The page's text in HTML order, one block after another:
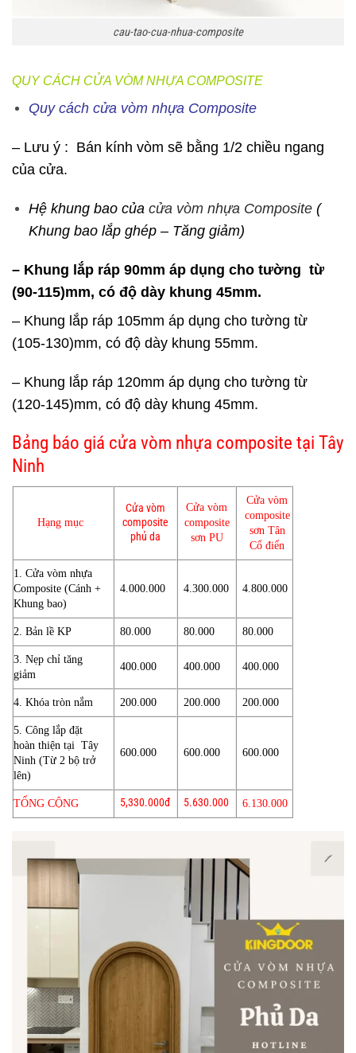
cau-tao-cua-nhua-composite
QUY CÁCH CỬA VÒM NHỰA COMPOSITE
Quy cách cửa vòm nhựa Composite
– Lưu ý : Bán kính vòm sẽ bằng 1/2 chiều ngang
của cửa.
Hệ khung bao của cửa vòm nhựa Composite(
Khung bao lắp ghép – Tăng giảm)
– Khung lắp ráp 90mm áp dụng cho tường từ
(90-115)mm, có độ dày khung 45mm.
– Khung lắp ráp 105mm áp dụng cho tường từ
(105-130)mm, có độ dày khung 55mm.
– Khung lắp ráp 120mm áp dụng cho tường từ
(120-145)mm, có độ dày khung 45mm.
Bảng báo giá cửa vòm nhựa composite tại Tây
Ninh
Hạng mục
Cửa vòm
composite
phủ da
Cửa vòm
composite
sơn PU
Cửa vòm
composite
sơn Tân
Cổ điển
1. Cửa vòm nhựa
Composite (Cánh +
Khung bao)
4.000.000 4.300.000 4.800.000
2. Bản lề KP 80.000 80.000 80.000
3. Nẹp chỉ tăng
giảm
400.000 400.000 400.000
4. Khóa tròn nắm 200.000 200.000 200.000
5. Công lắp đặt
hoàn thiện tại Tây
Ninh (Từ 2 bộ trở
lên)
600.000 600.000 600.000
TỔNG CỘNG 5,330.000đ 5.630.000 6.130.000